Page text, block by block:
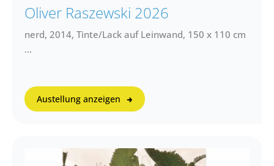
Oliver Raszewski 2026
nerd, 2014, Tinte/Lack auf Leinwand, 150 x 110 cm
…
Austellung anzeigen